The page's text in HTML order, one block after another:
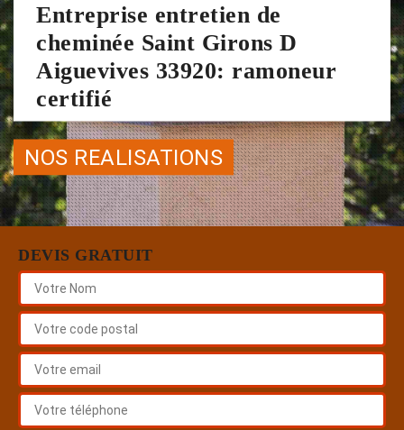
Entreprise entretien de
cheminée Saint Girons D
Aiguevives 33920: ramoneur
certifié
NOS REALISATIONS
DEVIS GRATUIT